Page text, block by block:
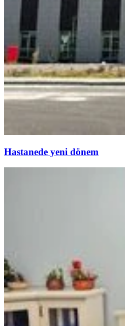
Hastanede yeni dönem